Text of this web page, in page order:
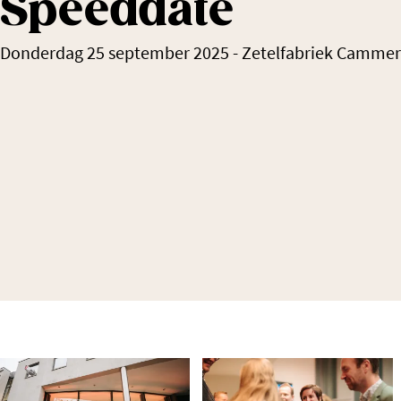
Speeddate
Donderdag 25 september 2025 - Zetelfabriek